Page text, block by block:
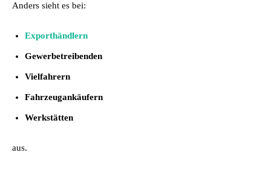
Anders sieht es bei:
Exporthändlern
Gewerbetreibenden
Vielfahrern
Fahrzeugankäufern
Werkstätten
aus.